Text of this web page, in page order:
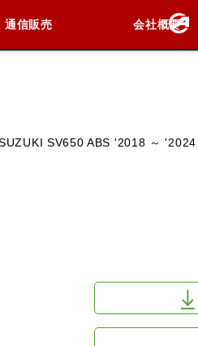
通信販売 会社概要
会社概要
採用情報
SV650 ABS '2018 ～